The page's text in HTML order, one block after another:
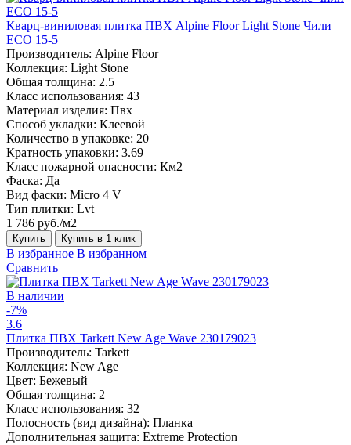
Кварц-виниловая плитка ПВХ Alpine Floor Light Stone Чили
ECO 15-5
Производитель: Alpine Floor
Коллекция: Light Stone
Общая толщина: 2.5
Класс использования: 43
Материал изделия: Пвх
Способ укладки: Клеевой
Количество в упаковке: 20
Кратность упаковки: 3.69
Класс пожарной опасности: Км2
Фаска: Да
Вид фаски: Micro 4 V
Тип плитки: Lvt
1 786 руб./м2
Купить Купить в 1 клик
В избранное В избранном
Сравнить
В наличии
-7%
3.6
Плитка ПВХ Tarkett New Age Wave 230179023
Производитель: Tarkett
Коллекция: New Age
Цвет: Бежевый
Общая толщина: 2
Класс использования: 32
Полосность (вид дизайна): Планка
Дополнительная защита: Extreme Protection